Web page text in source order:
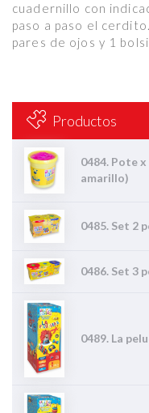
cuadernillo con
paso a paso el
pares de ojos y 1
Productos
0484. Pote
amarillo)
0485. Set 2
0486. Set 3
0489. La